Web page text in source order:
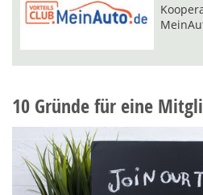
10 Gründe für eine